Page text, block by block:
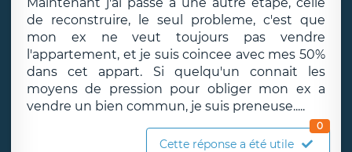
de reconstruire, le seul probleme, c'est que
mon ex ne veut toujours pas vendre
l'appartement, et je suis coincee avec mes 50%
dans cet appart. Si quelqu'un connait les
moyens de pression pour obliger mon ex a
vendre un bien commun, je suis preneuse.....
Cette réponse a été utile
0